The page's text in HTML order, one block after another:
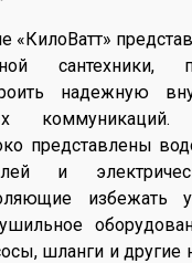
«КилоВатт»
сантехники,
надежную
представлены
и
избежать
шланги и